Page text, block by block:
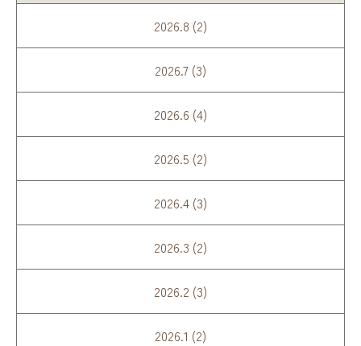
2026.8 (2)
2026.7 (3)
2026.6 (4)
2026.5 (2)
2026.4 (3)
2026.3 (2)
2026.2 (3)
2026.1 (2)